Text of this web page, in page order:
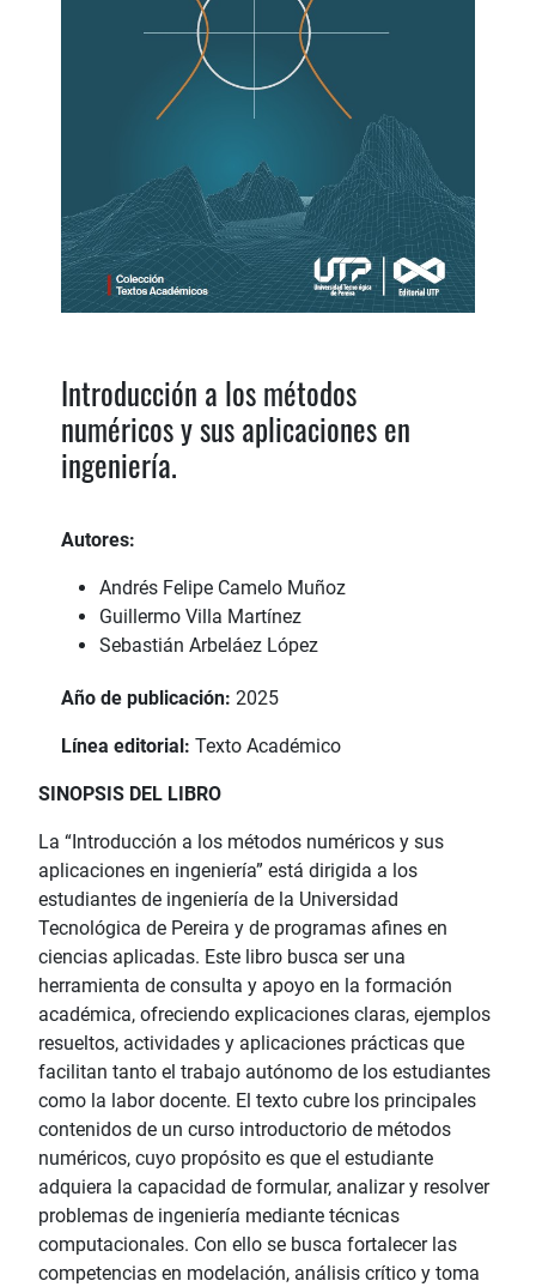
Introducción a los métodos
numéricos y sus aplicaciones en
ingeniería.
Autores:
Andrés Felipe Camelo Muñoz
Guillermo Villa Martínez
Sebastián Arbeláez López
Año de publicación: 2025
Línea editorial: Texto Académico
SINOPSIS DEL LIBRO
La “Introducción a los métodos numéricos y sus
aplicaciones en ingeniería” está dirigida a los
estudiantes de ingeniería de la Universidad
Tecnológica de Pereira y de programas afines en
ciencias aplicadas. Este libro busca ser una
herramienta de consulta y apoyo en la formación
académica, ofreciendo explicaciones claras, ejemplos
resueltos, actividades y aplicaciones prácticas que
facilitan tanto el trabajo autónomo de los estudiantes
como la labor docente. El texto cubre los principales
contenidos de un curso introductorio de métodos
numéricos, cuyo propósito es que el estudiante
adquiera la capacidad de formular, analizar y resolver
problemas de ingeniería mediante técnicas
computacionales. Con ello se busca fortalecer las
competencias en modelación, análisis crítico y toma